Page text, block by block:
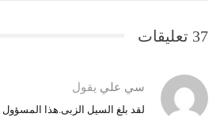
37 تعليقات
سي علي يقول
لقد بلغ السيل الزبى.هذا المسؤول